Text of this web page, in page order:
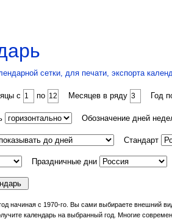
сетки, для печати, экспорта
с по Месяцев в ряду Год
Обозначение дней
Стандарт
Праздничные дни
начиная с 1970-го. Вы сами выбираете внешний
календарь на выбранный год. Многие